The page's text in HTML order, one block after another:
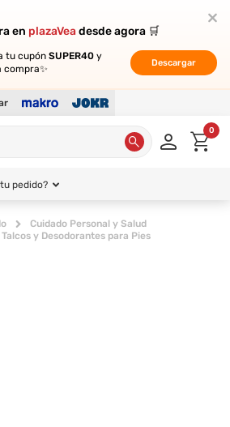
en plazaVeadesde agora 🛒
tu cupón SUPER40 y
Descargar
en plazaVeadesde agora 🛒
tu cupón SUPER40 y
Descargar
0
pedido?
Cuidado Personal y Salud
Talcos y Desodorantes para Pies